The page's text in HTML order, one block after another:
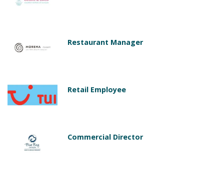
Restaurant Manager
Retail Employee
Commercial Director